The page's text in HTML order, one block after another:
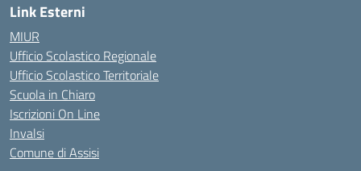
Link Esterni
MIUR
Ufficio Scolastico Regionale
Ufficio Scolastico Territoriale
Scuola in Chiaro
Iscrizioni On Line
Invalsi
Comune di Assisi